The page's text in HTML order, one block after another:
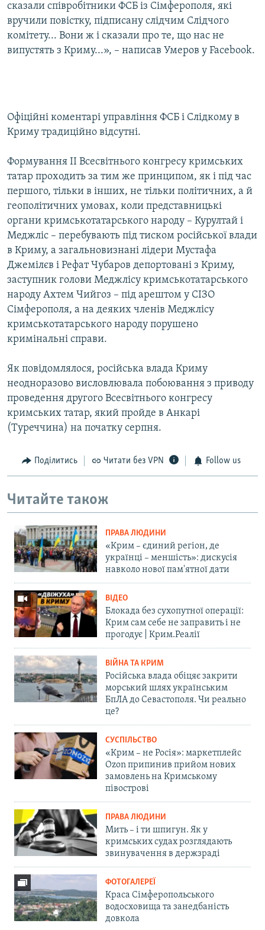
сказали співробітники ФСБ із Сімферополя, які
вручили повістку, підписану слідчим Слідчого
комітету... Вони ж і сказали про те, що нас не
випустять з Криму...», – написав Умеров у Facebook.
Офіційні коментарі управління ФСБ і Слідкому в
Криму традиційно відсутні.
Формування II Всесвітнього конгресу кримських
татар проходить за тим же принципом, як і під час
першого, тільки в інших, не тільки політичних, а й
геополітичних умовах, коли представницькі
органи кримськотатарського народу – Курултай і
Меджліс – перебувають під тиском російської влади
в Криму, а загальновизнані лідери Мустафа
Джемілєв і Рефат Чубаров депортовані з Криму,
заступник голови Меджлісу кримськотатарського
народу Ахтем Чийгоз – під арештом у СІЗО
Сімферополя, а на деяких членів Меджлісу
кримськотатарського народу порушено
кримінальні справи.
Як повідомлялося, російська влада Криму
неодноразово висловлювала побоювання з приводу
проведення другого Всесвітнього конгресу
кримських татар, який пройде в Анкарі
(Туреччина) на початку серпня.
Поділитись Читати без VPN Follow us
Читайте також
ПРАВА ЛЮДИНИ
«Крим – єдиний регіон, де
українці – меншість»: дискусія
навколо нової пам'ятної дати
ВІДЕО
Блокада без сухопутної операції:
Крим сам себе не заправить і не
прогодує | Крим.Реалії
ВІЙНА ТА КРИМ
Російська влада обіцяє закрити
морський шлях українським
БпЛА до Севастополя. Чи реально
це?
СУСПІЛЬСТВО
«Крим – не Росія»: маркетплейс
Ozon припинив прийом нових
замовлень на Кримському
півострові
ПРАВА ЛЮДИНИ
Мить – і ти шпигун. Як у
кримських судах розглядають
звинувачення в держзраді
ФОТОГАЛЕРЕЇ
Краса Сімферопольського
водосховища та занедбаність
довкола